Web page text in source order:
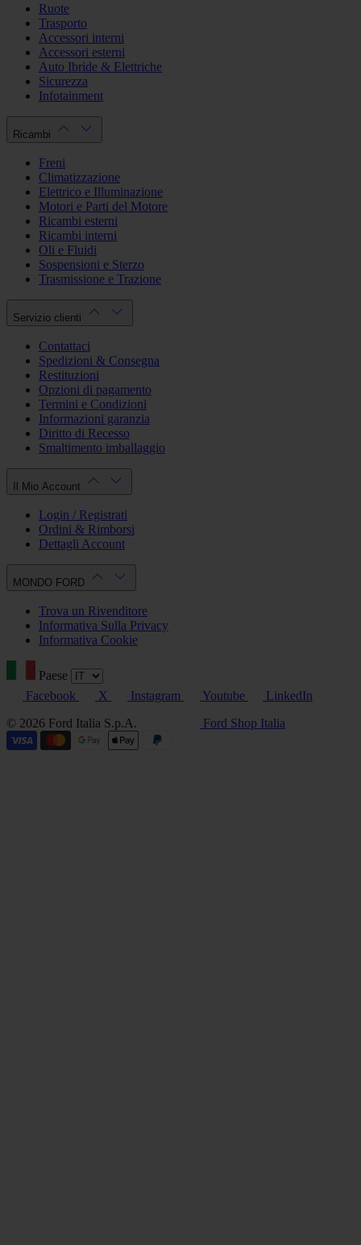
Ruote
Trasporto
Accessori interni
Accessori esterni
Auto Ibride & Elettriche
Sicurezza
Infotainment
Ricambi
Freni
Climatizzazione
Elettrico e Illuminazione
Motori e Parti del Motore
Ricambi esterni
Ricambi interni
Oli e Fluidi
Sospensioni e Sterzo
Trasmissione e Trazione
Servizio clienti
Contattaci
Spedizioni & Consegna
Restituzioni
Opzioni di pagamento
Termini e Condizioni
Informazioni garanzia
Diritto di Recesso
Smaltimento imballaggio
Il Mio Account
Login / Registrati
Ordini & Rimborsi
Dettagli Account
MONDO FORD
Trova un Rivenditore
Informativa Sulla Privacy
Informativa Cookie
Paese
Facebook
X Instagram Youtube
LinkedIn
© 2026 Ford Italia S.p.A.
Ford Shop Italia